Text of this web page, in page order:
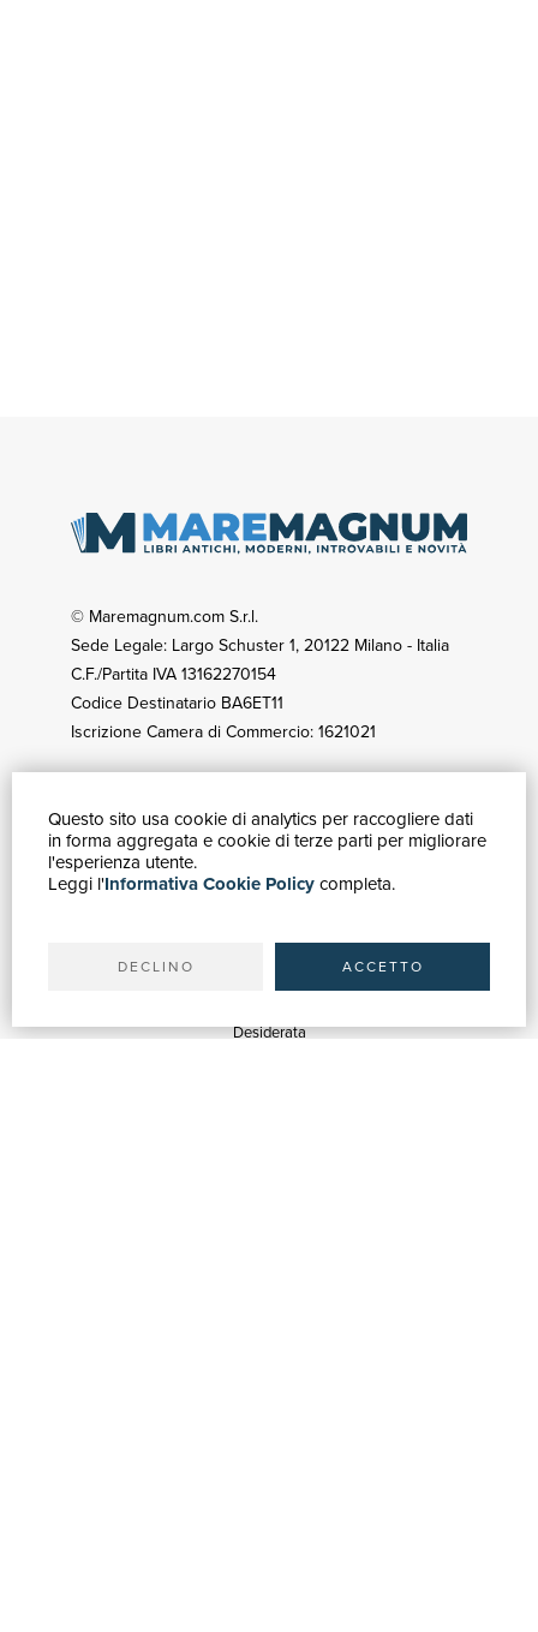
Questo sito usa cookie di analytics per raccogliere dati
in forma aggregata e cookie di terze parti per migliorare
l'esperienza utente.
Leggi l'Informativa Cookie Policycompleta.
DECLINO ACCETTO
© Maremagnum.com S.r.l.
Sede Legale: Largo Schuster 1, 20122 Milano - Italia
C.F./Partita IVA 13162270154
Codice Destinatario BA6ET11
Iscrizione Camera di Commercio: 1621021
GUIDA ACQUISTI
Catalogo
Ricerca avanzata
Spedizioni
Desiderata